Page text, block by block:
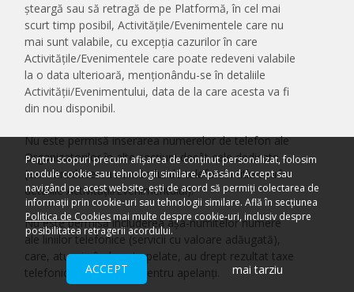
şteargă sau să retragă de pe Platformă, în cel mai
scurt timp posibil, Activitățile/Evenimentele care nu
mai sunt valabile, cu excepţia cazurilor în care
Activitățile/Evenimentele care poate redeveni valabile
la o data ulterioară, menționându-se în detaliile
Activității/Evenimentului, data de la care acesta va fi
din nou disponibil.
Nu este permisă inserarea numerelor de telefon ale
Organizatorilor în alte secţiuni decât cele dedicate
(ex.: introducerea numărului de telefon în titlu sau în
detaliile Activității/Evenimentului).
Nu este permisă includerea aşa-numitelor numere
ale liniilor telefonice (servicii cu valoare adăugată),
care, atunci când sunt apelate, au drept rezultat taxe
telefonice mai ridicate pentru apelanţi.
Pentru scopuri precum afișarea de conținut personalizat, folosim
module cookie sau tehnologii similare. Apăsând Accept sau
navigând pe acest website, ești de acord să permiți colectarea de
informații prin cookie-uri sau tehnologii similare. Află în secțiunea
Politica de Cookiesmai multe despre cookie-uri, inclusiv despre
posibilitatea retragerii acordului.
ACCEPT mai tarziu